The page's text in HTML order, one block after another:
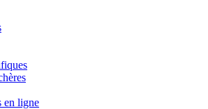
en ligne